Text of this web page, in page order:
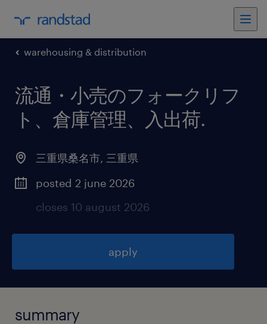
warehousing & distribution
流通・小売のフォークリフ
ト、倉庫管理、入出荷.
三重県桑名市, 三重県
posted 2 june 2026
closes 10 august 2026
apply
summary